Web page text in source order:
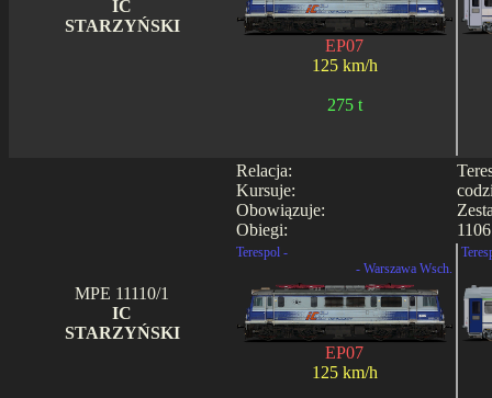
IC
STARZYŃSKI
EP07
125 km/h
275 t
Relacja:
Kursuje:
Obowiązuje:
Obiegi:
MPE 11110/1
IC
STARZYŃSKI
Terespol -
- Warszawa Wsch.
EP07
125 km/h